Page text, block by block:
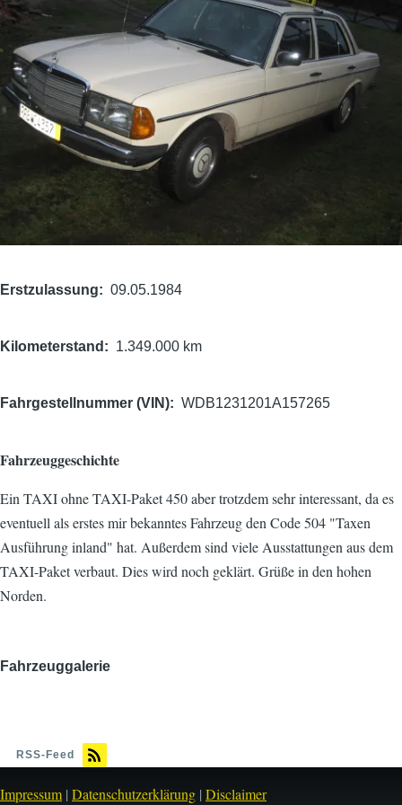
Erstzulassung 09.05.1984
Kilometerstand 1.349.000 km
Fahrgestellnummer (VIN) WDB1231201A157265
Fahrzeuggeschichte
Ein TAXI ohne TAXI-Paket 450 aber trotzde m sehr interessant, da es
eventuell als erstes mir bekanntes Fahrzeug den Code 504 "Taxen
Ausführung inland" hat. Außerdem sind viele Ausstattungen aus dem
TAXI-Paket verbaut. Dies wird noch geklärt. Grüße in den hohen
Norden.
Fahrzeuggalerie
RSS-Feed
Impressum | Datenschutzerklärung | Disclaimer